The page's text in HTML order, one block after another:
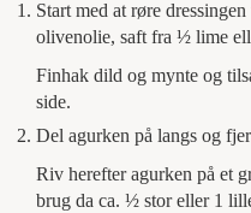
Start med at røre
olivenolie, saft fra ½ lime
Finhak dild og mynte og
side.
Del agurken på langs og
Riv herefter agurken på et
brug da ca. ½ stor eller 1